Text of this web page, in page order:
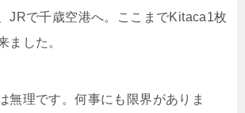
JRで千歳空港へ。ここまでKitaca1枚
ました。
無理です。何事にも限界がありま